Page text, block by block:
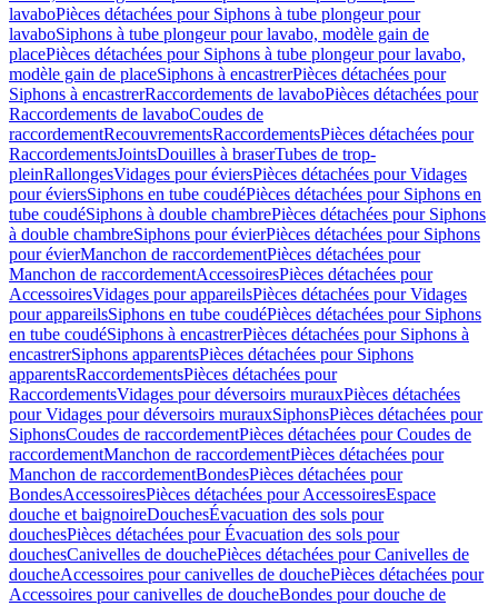
lavaboPièces détachées pour Siphons à tube plongeur pour
lavaboSiphons à tube plongeur pour lavabo, modèle gain de
placePièces détachées pour Siphons à tube plongeur pour lavabo,
modèle gain de placeSiphons à encastrerPièces détachées pour
Siphons à encastrerRaccordements de lavaboPièces détachées pour
Raccordements de lavaboCoudes de
raccordementRecouvrementsRaccordementsPièces détachées pour
RaccordementsJointsDouilles à braserTubes de trop-
pleinRallongesVidages pour éviersPièces détachées pour Vidages
pour éviersSiphons en tube coudéPièces détachées pour Siphons en
tube coudéSiphons à double chambrePièces détachées pour Siphons
à double chambreSiphons pour évierPièces détachées pour Siphons
pour évierManchon de raccordementPièces détachées pour
Manchon de raccordementAccessoiresPièces détachées pour
AccessoiresVidages pour appareilsPièces détachées pour Vidages
pour appareilsSiphons en tube coudéPièces détachées pour Siphons
en tube coudéSiphons à encastrerPièces détachées pour Siphons à
encastrerSiphons apparentsPièces détachées pour Siphons
apparentsRaccordementsPièces détachées pour
RaccordementsVidages pour déversoirs murauxPièces détachées
pour Vidages pour déversoirs murauxSiphonsPièces détachées pour
SiphonsCoudes de raccordementPièces détachées pour Coudes de
raccordementManchon de raccordementPièces détachées pour
Manchon de raccordementBondesPièces détachées pour
BondesAccessoiresPièces détachées pour AccessoiresEspace
douche et baignoireDouchesÉvacuation des sols pour
douchesPièces détachées pour Évacuation des sols pour
douchesCanivelles de douchePièces détachées pour Canivelles de
doucheAccessoires pour canivelles de douchePièces détachées pour
Accessoires pour canivelles de doucheBondes pour douche de